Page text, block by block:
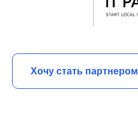
Хочу стать партнером